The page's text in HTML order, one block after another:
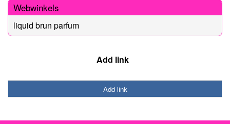
Webwinkels
liquid brun parfum
Add link
Add link